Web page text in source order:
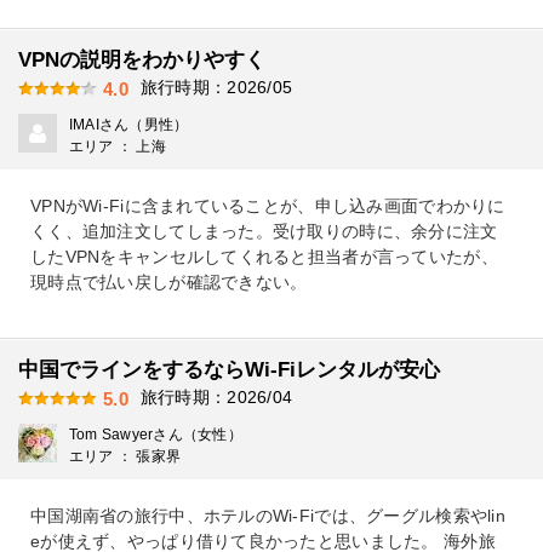
VPNの説明をわかりやすく
4.0 旅行時期：2026/05
IMAIさん（男性）
エリア ： 上海
VPNがWi-Fiに含まれていることが、申し込み画面でわかりに
くく、追加注文してしまった。受け取りの時に、余分に注文
したVPNをキャンセルしてくれると担当者が言っていたが、
現時点で払い戻しが確認できない。
中国でラインをするならWi-Fiレンタルが安心
5.0 旅行時期：2026/04
Tom Sawyerさん（女性）
エリア ： 張家界
中国湖南省の旅行中、ホテルのWi-Fiでは、グーグル検索やlin
eが使えず、やっぱり借りて良かったと思いました。 海外旅